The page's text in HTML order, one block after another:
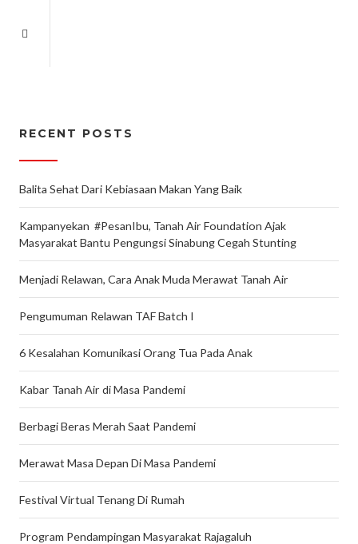
RECENT POSTS
Balita Sehat Dari Kebiasaan Makan Yang Baik
Kampanyekan #PesanIbu, Tanah Air Foundation Ajak
Masyarakat Bantu Pengungsi Sinabung Cegah Stunting
Menjadi Relawan, Cara Anak Muda Merawat Tanah Air
Pengumuman Relawan TAF Batch I
6 Kesalahan Komunikasi Orang Tua Pada Anak
Kabar Tanah Air di Masa Pandemi
Berbagi Beras Merah Saat Pandemi
Merawat Masa Depan Di Masa Pandemi
Festival Virtual Tenang Di Rumah
Program Pendampingan Masyarakat Rajagaluh